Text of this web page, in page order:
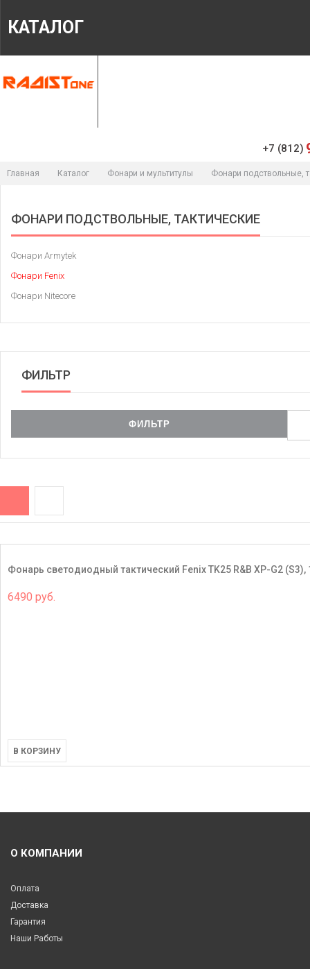
КАТАЛОГ
+7 (812)
Главная Каталог Фонари и мультитулы Фонари подствольные,
ФОНАРИ ПОДСТВОЛЬНЫЕ, ТАКТИЧЕСКИЕ
Фонари Armytek
Фонари Fenix
Фонари Nitecore
ФИЛЬТР
Фонарь светодиодный тактический Fenix TK25 R&B XP-G2 (S3),
6490 руб.
В КОРЗИНУ
О КОМПАНИИ
Оплата
Доставка
Гарантия
Наши Работы